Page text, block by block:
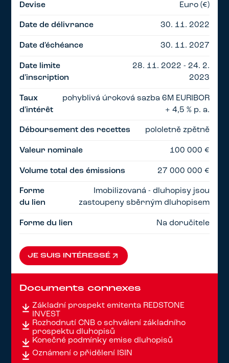
Devise Euro (€)
Date de délivrance 30. 11. 2022
Date d'échéance 30. 11. 2027
Date limite
d'inscription
28. 11. 2022 - 24. 2.
2023
Taux
d'intérêt
pohyblivá úroková sazba 6M EURIBOR
+ 4,5 % p. a.
Déboursement des recettes pololetně zpětně
Valeur nominale 100 000 €
Volume total des émissions 27 000 000 €
Forme
du lien
Imobilizovaná - dluhopisy jsou
zastoupeny sběrným dluhopisem
Forme du lien Na doručitele
JE SUIS INTÉRESSÉ
JE SUIS INTÉRESSÉ
Documents connexes
Základní prospekt emitenta REDSTONE
INVEST
Rozhodnutí ČNB o schválení základního
prospektu dluhopisů
Konečné podmínky emise dluhopisů
Oznámení o přidělení ISIN